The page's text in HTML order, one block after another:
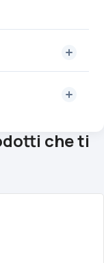
che ti